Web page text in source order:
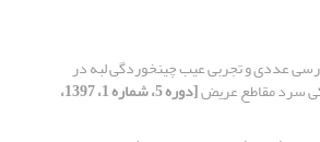
بررسی عددی و تجربی عیب چین‎خوردگی لبه در
[دوره 5، شماره 1، 1397،